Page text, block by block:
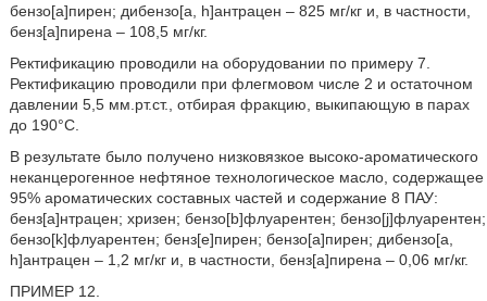
бензо[а]пирен; дибензо[a, h]антрацен – 825 мг/кг и, в частности,
бенз[а]пирена – 108,5 мг/кг.
Ректификацию проводили на оборудовании по примеру 7.
Ректификацию проводили при флегмовом числе 2 и остаточном
давлении 5,5 мм.рт.ст., отбирая фракцию, выкипающую в парах
до 190°С.
В результате было получено низковязкое высоко-ароматического
неканцерогенное нефтяное технологическое масло, содержащее
95% ароматических составных частей и содержание 8 ПАУ:
бенз[а]нтрацен; хризен; бензо[b]флуарентен; бензо[j]флуарентен;
бензо[k]флуарентен; бенз[е]пирен; бензо[а]пирен; дибензо[a,
h]антрацен – 1,2 мг/кг и, в частности, бенз[а]пирена – 0,06 мг/кг.
ПРИМЕР 12.